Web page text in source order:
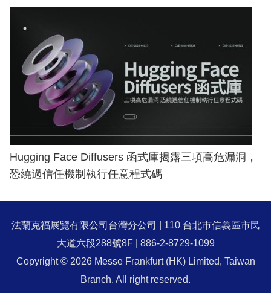
Hugging Face Diffusers 函式庫揭露三項高危漏洞，
恐繞過信任機制執行任意程式碼
法蘭克福展覽有限公司台灣分公司 | 110 台北市信義區市民
大道六段288號8F | 886-2-8729-1099
Copyright © 2026 Messe Frankfurt (HK) Limited, Taiwan
Branch. All right reserved.